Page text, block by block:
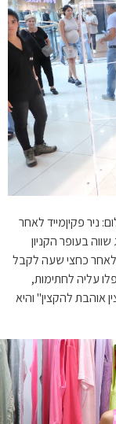
פקיןמייד לאחר
הקניון
כחצי שעה לקבל
לחתימות,
להקצין" והיא